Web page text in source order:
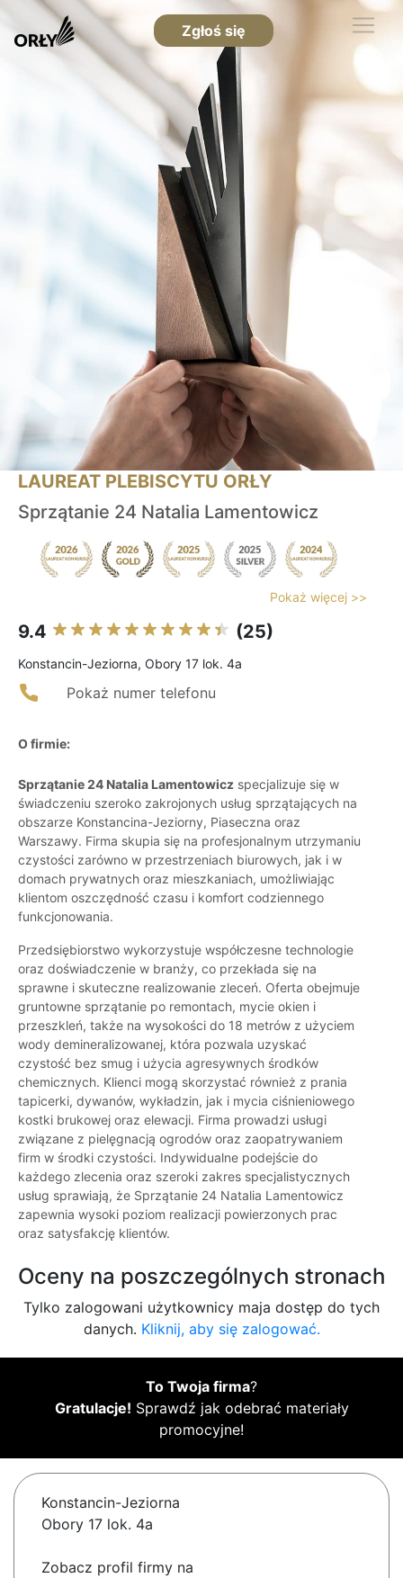
Zgłoś się
LAUREAT PLEBISCYTU ORŁY
Sprzątanie 24 Natalia Lamentowicz
Pokaż więcej >>
9.4 (25)
Konstancin-Jeziorna, Obory 17 lok. 4a
Pokaż numer telefonu
O firmie:
Sprzątanie 24 Natalia Lamentowicz specjalizuje się w
świadczeniu szeroko zakrojonych usług sprzątających na
obszarze Konstancina-Jeziorny, Piaseczna oraz
Warszawy. Firma skupia się na profesjonalnym utrzymaniu
czystości zarówno w przestrzeniach biurowych, jak i w
domach prywatnych oraz mieszkaniach, umożliwiając
klientom oszczędność czasu i komfort codziennego
funkcjonowania.
Przedsiębiorstwo wykorzystuje współczesne technologie
oraz doświadczenie w branży, co przekłada się na
sprawne i skuteczne realizowanie zleceń. Oferta obejmuje
gruntowne sprzątanie po remontach, mycie okien i
przeszkleń, także na wysokości do 18 metrów z użyciem
wody demineralizowanej, która pozwala uzyskać
czystość bez smug i użycia agresywnych środków
chemicznych. Klienci mogą skorzystać również z prania
tapicerki, dywanów, wykładzin, jak i mycia ciśnieniowego
kostki brukowej oraz elewacji. Firma prowadzi usługi
związane z pielęgnacją ogrodów oraz zaopatrywaniem
firm w środki czystości. Indywidualne podejście do
każdego zlecenia oraz szeroki zakres specjalistycznych
usług sprawiają, że Sprzątanie 24 Natalia Lamentowicz
zapewnia wysoki poziom realizacji powierzonych prac
oraz satysfakcję klientów.
Oceny na poszczególnych stronach
Tylko zalogowani użytkownicy maja dostęp do tych
danych. Kliknij, aby się zalogować.
To Twoja firma?
Gratulacje! Sprawdź jak odebrać materiały
promocyjne!
Konstancin-Jeziorna
Obory 17 lok. 4a
Zobacz profil firmy na